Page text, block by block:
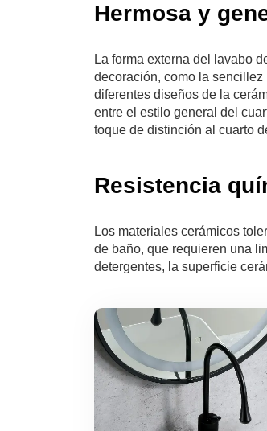
Hermosa y
La forma externa del lavabo
decoración, como la
diferentes diseños de la
entre el estilo general del
toque de distinción al cuarto
Resistencia
Los materiales cerámicos
de baño, que requieren una
detergentes, la superficie